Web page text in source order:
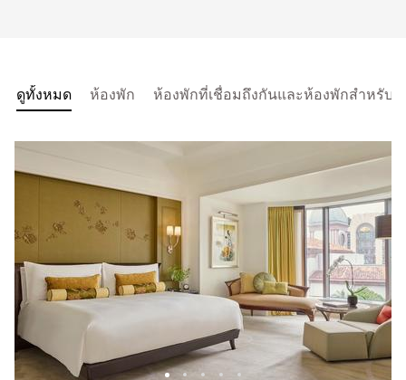
ดูทั้งหมด ห้องพัก ห้องพักที่เชื่อมถึงกันและห้องพักสำหรับค